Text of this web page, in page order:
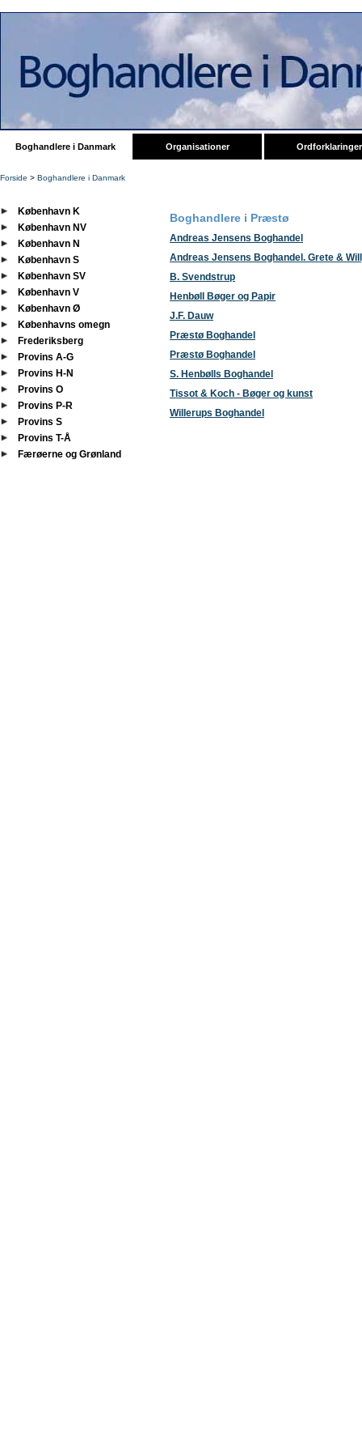
Boghandlere i Danmark Organisationer Ordforklaringer
Forside > Boghandlere i Danmark
København K
København NV
København N
København S
København SV
København V
København Ø
Københavns omegn
Frederiksberg
Provins A-G
Provins H-N
Provins O
Provins P-R
Provins S
Provins T-Å
Færøerne og Grønland
Boghandlere i Præstø
Andreas Jensens Boghandel
Andreas Jensens Boghandel. Grete &
B. Svendstrup
Henbøll Bøger og Papir
J.F. Dauw
Præstø Boghandel
Præstø Boghandel
S. Henbølls Boghandel
Tissot & Koch - Bøger og kunst
Willerups Boghandel